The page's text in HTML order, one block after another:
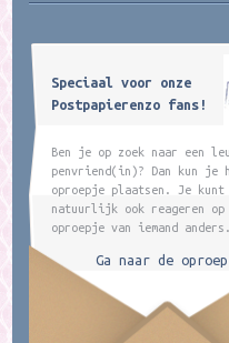
Speciaal voor onze
Postpapierenzo fans!
Ben je op zoek naar een
penvriend(in)? Dan kun je
oproepje plaatsen. Je kunt
natuurlijk ook reageren op
oproepje van iemand anders.
Ga naar de